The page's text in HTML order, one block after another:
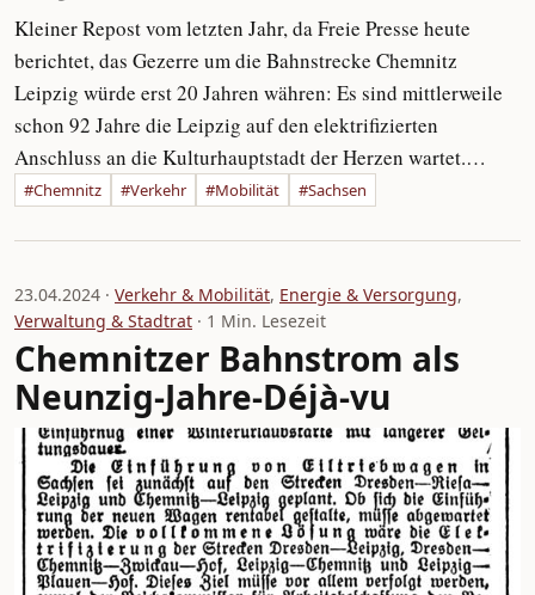
Kleiner Repost vom letzten Jahr, da Freie Presse heute
berichtet, das Gezerre um die Bahnstrecke Chemnitz
Leipzig würde erst 20 Jahren währen: Es sind mittlerweile
schon 92 Jahre die Leipzig auf den elektrifizierten
Anschluss an die Kulturhauptstadt der Herzen wartet.…
#Chemnitz #Verkehr #Mobilität #Sachsen
23.04.2024 · Verkehr & Mobilität, Energie & Versorgung,
Verwaltung & Stadtrat · 1 Min. Lesezeit
Chemnitzer Bahnstrom als
Neunzig-Jahre-Déjà-vu